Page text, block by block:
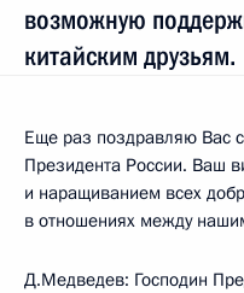
возможную
китайским друзьям.
Еще раз поздравляю Вас
Президента России. Ваш
и наращиванием всех
в отношениях между
Д.Медведев: Господин